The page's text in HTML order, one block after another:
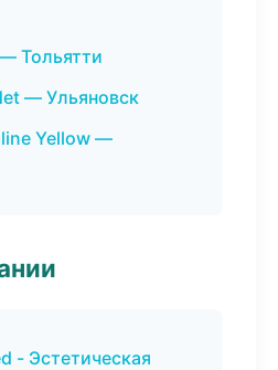
Тольятти
— Ульяновск
Yellow —
- Эстетическая